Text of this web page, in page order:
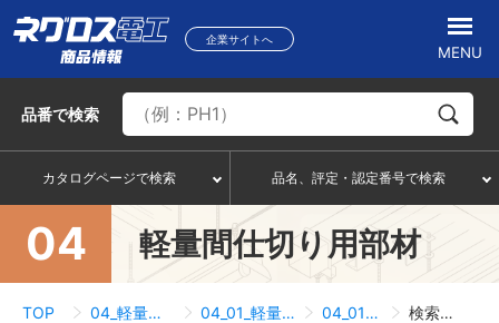
企業サイトへ
MENU
品番で検索
カタログページで検索 品名、評定・認定番号で検索
04 軽量間仕切り用部材
TOP 04_軽量間仕切り用部材 04_01_軽量間仕切り用金具 04_01_02_角間柱 検索結果一覧